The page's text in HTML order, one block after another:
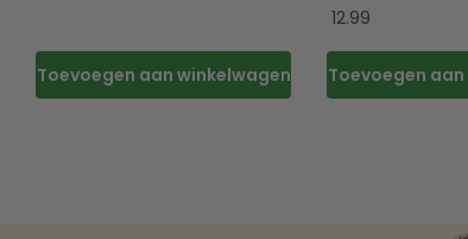
Toevoegen aan winkelwagen
12.99
Toevoegen